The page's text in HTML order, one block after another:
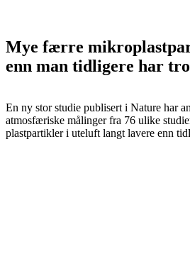
Mye færre
enn man tidligere har
En ny stor studie publisert i Nature har
atmosfæriske målinger fra 76 ulike
plastpartikler i uteluft langt lavere enn